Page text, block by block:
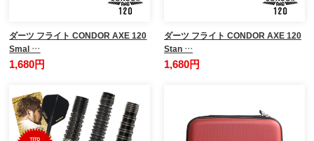
ダーツ フライト CONDOR AXE 120
Smal …
1,680円
ダーツ フライト CONDOR AXE 120
Stan …
1,680円